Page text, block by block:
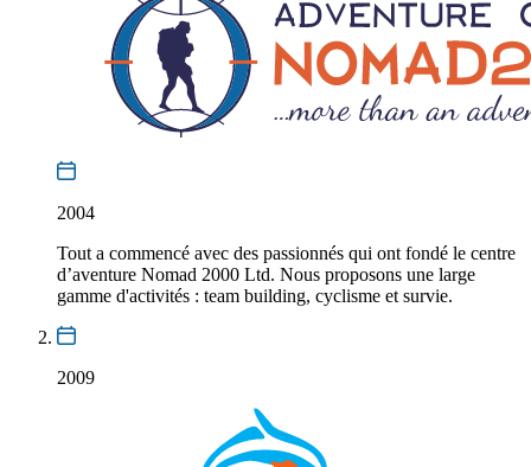
2004
Tout a commencé avec des passionnés qui ont fondé le centre
d’aventure Nomad 2000 Ltd. Nous proposons une large
gamme d'activités : team building, cyclisme et survie.
2009